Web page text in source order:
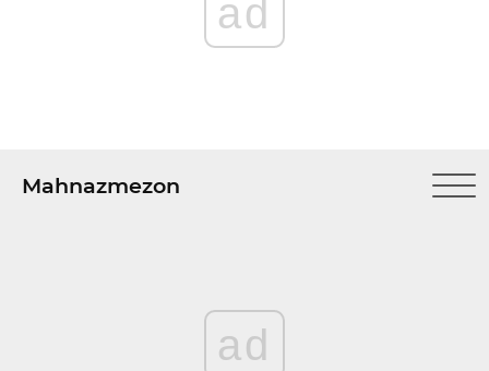
ad
Mahnazmezon
ad